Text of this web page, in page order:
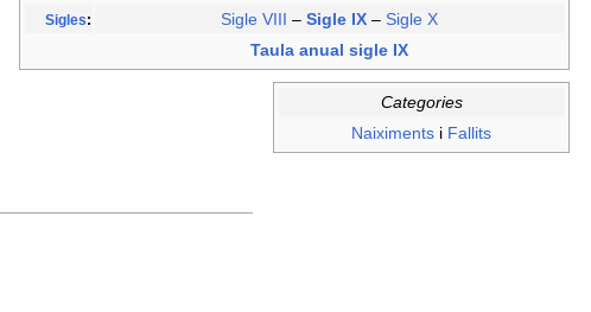
Sigles: Sigle VIII – Sigle IX – Sigle X
Taula anual sigle IX
Categories
Naiximents i Fallits